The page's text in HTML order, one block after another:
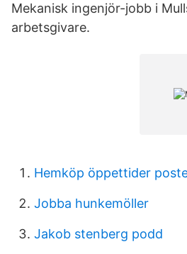
Mekanisk ingenjör-jobb i
arbetsgivare.
Hemköp öppettider
Jobba hunkemöller
Jakob stenberg podd